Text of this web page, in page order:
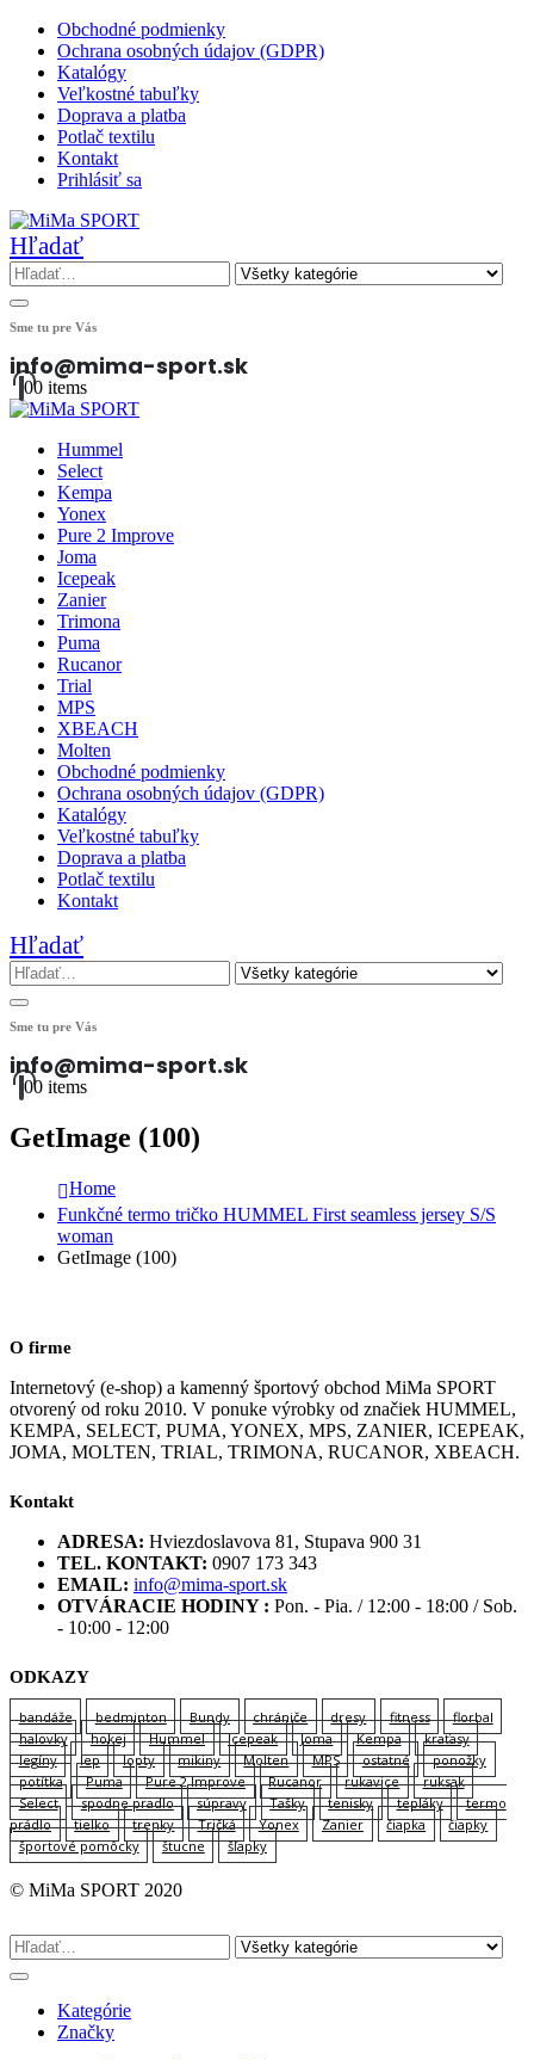
Obchodné podmienky
Ochrana osobných údajov (GDPR)
Katalógy
Veľkostné tabuľky
Doprava a platba
Potlač textilu
Kontakt
Prihlásiť sa
Hľadať
Sme tu pre Vás
info@mima-sport.sk
00 items
Hummel
Select
Kempa
Yonex
Pure 2 Improve
Joma
Icepeak
Zanier
Trimona
Puma
Rucanor
Trial
MPS
XBEACH
Molten
Obchodné podmienky
Ochrana osobných údajov (GDPR)
Katalógy
Veľkostné tabuľky
Doprava a platba
Potlač textilu
Kontakt
Hľadať
Sme tu pre Vás
info@mima-sport.sk
00 items
GetImage (100)
Home
Funkčné termo tričko HUMMEL First seamless jersey S/S
woman
GetImage (100)
O firme
Internetový (e-shop) a kamenný športový obchod MiMa SPORT
otvorený od roku 2010. V ponuke výrobky od značiek HUMMEL,
KEMPA, SELECT, PUMA, YONEX, MPS, ZANIER, ICEPEAK,
JOMA, MOLTEN, TRIAL, TRIMONA, RUCANOR, XBEACH.
Kontakt
ADRESA: Hviezdoslavova 81, Stupava 900 31
TEL. KONTAKT: 0907 173 343
EMAIL: info@mima-sport.sk
OTVÁRACIE HODINY : Pon. - Pia. / 12:00 - 18:00 / Sob.
- 10:00 - 12:00
ODKAZY
bandáže bedminton Bundy chrániče dresy fitness
florbal
halovky
hokej Hummel Icepeak Joma Kempa
kraťasy
legíny
lep lopty mikiny Molten MPS ostatné
ponožky
potítka
Puma Pure 2 Improve Rucanor rukavice
ruksak
Select
spodne pradlo súpravy Tašky tenisky tepláky
termo
prádlo
tielko trenky Tričká Yonex Zanier čiapka
čiapky
športové pomôcky
štucne šľapky
© MiMa SPORT 2020
Kategórie
Značky